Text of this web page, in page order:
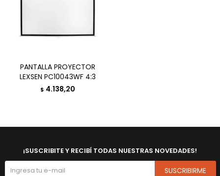
PANTALLA PROYECTOR
LEXSEN PC10043WF 4:3
$ 4.138,20
¡SUSCRIBITE Y RECIBÍ TODAS NUESTRAS NOVEDADES!
SUSCRIBIRME